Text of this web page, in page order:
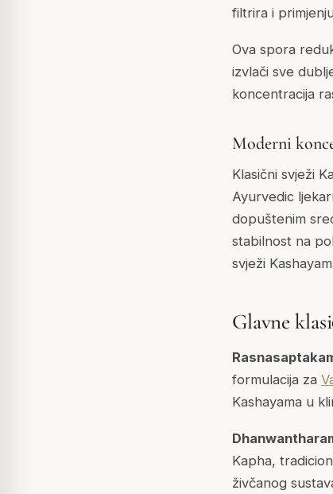
filtrira i
Ova spora
izvlači sve
koncentracija
Moderni
Klasični svježi
Ayurvedic
dopuštenim
stabilnost na
svježi
Glavne
formulacija za
Kashayama u
Kapha,
živčanog